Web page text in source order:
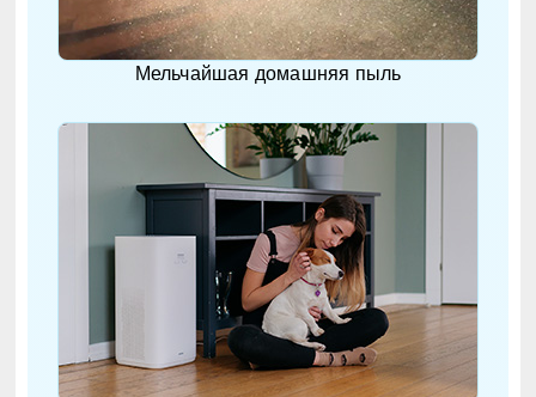
Мельчайшая домашняя пыль